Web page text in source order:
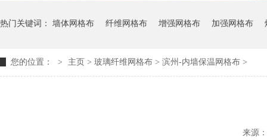
热门关键词： 墙体网格布 纤维网格布 增强网格布 加强网格布
您的位置： > 主页 > 玻璃纤维网格布 > 滨州-内墙保温网格布 >
来源：